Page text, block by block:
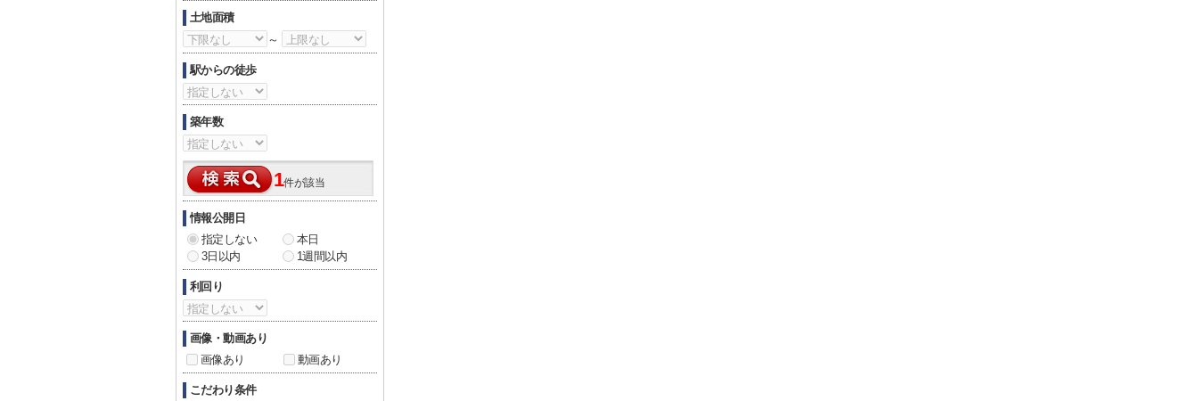
土地面積
～
駅からの徒歩
築年数
1件が該当
情報公開日
指定しない
本日
3日以内
1週間以内
利回り
画像・動画あり
画像あり
動画あり
こだわり条件